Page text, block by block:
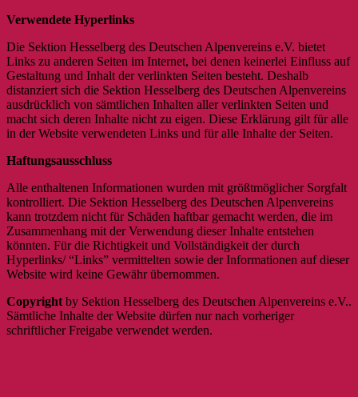
Verwendete Hyperlinks
Die Sektion Hesselberg des Deutschen Alpenvereins e.V. bietet
Links zu anderen Seiten im Internet, bei denen keinerlei Einfluss auf
Gestaltung und Inhalt der verlinkten Seiten besteht. Deshalb
distanziert sich die Sektion Hesselberg des Deutschen Alpenvereins
ausdrücklich von sämtlichen Inhalten aller verlinkten Seiten und
macht sich deren Inhalte nicht zu eigen. Diese Erklärung gilt für alle
in der Website verwendeten Links und für alle Inhalte der Seiten.
Haftungsausschluss
Alle enthaltenen Informationen wurden mit größtmöglicher Sorgfalt
kontrolliert. Die Sektion Hesselberg des Deutschen Alpenvereins
kann trotzdem nicht für Schäden haftbar gemacht werden, die im
Zusammenhang mit der Verwendung dieser Inhalte entstehen
könnten. Für die Richtigkeit und Vollständigkeit der durch
Hyperlinks/ “Links” vermittelten sowie der Informationen auf dieser
Website wird keine Gewähr übernommen.
Copyright by Sektion Hesselberg des Deutschen Alpenvereins e.V..
Sämtliche Inhalte der Website dürfen nur nach vorheriger
schriftlicher Freigabe verwendet werden.